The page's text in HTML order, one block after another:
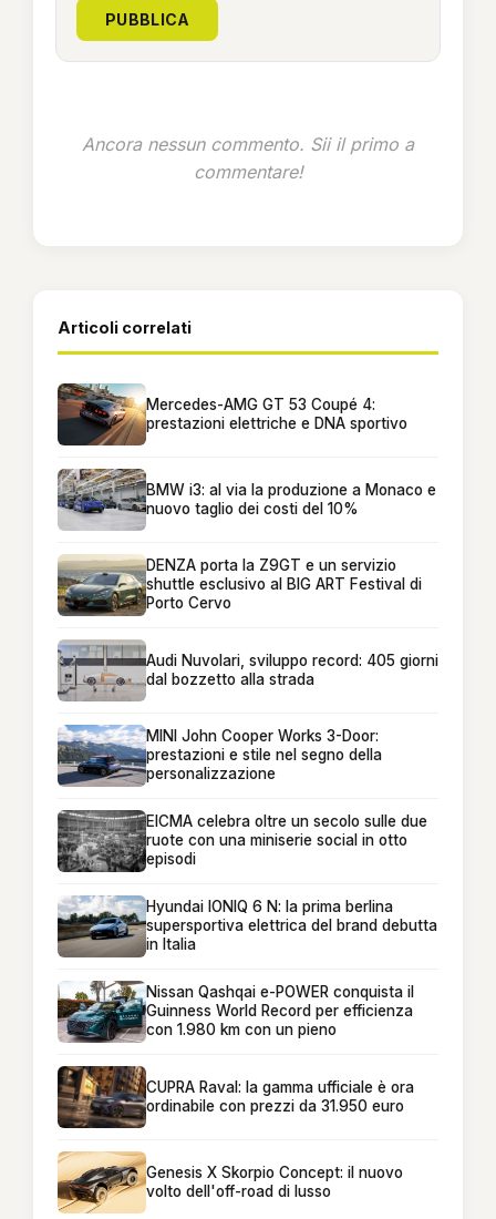
PUBBLICA
Ancora nessun commento. Sii il primo a
commentare!
Articoli correlati
Mercedes-AMG GT 53 Coupé 4:
prestazioni elettriche e DNA sportivo
BMW i3: al via la produzione a Monaco e
nuovo taglio dei costi del 10%
DENZA porta la Z9GT e un servizio
shuttle esclusivo al BIG ART Festival di
Porto Cervo
Audi Nuvolari, sviluppo record: 405 giorni
dal bozzetto alla strada
MINI John Cooper Works 3-Door:
prestazioni e stile nel segno della
personalizzazione
EICMA celebra oltre un secolo sulle due
ruote con una miniserie social in otto
episodi
Hyundai IONIQ 6 N: la prima berlina
supersportiva elettrica del brand debutta
in Italia
Nissan Qashqai e-POWER conquista il
Guinness World Record per efficienza
con 1.980 km con un pieno
CUPRA Raval: la gamma ufficiale è ora
ordinabile con prezzi da 31.950 euro
Genesis X Skorpio Concept: il nuovo
volto dell'off-road di lusso